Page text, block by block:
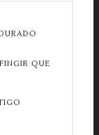
QUE